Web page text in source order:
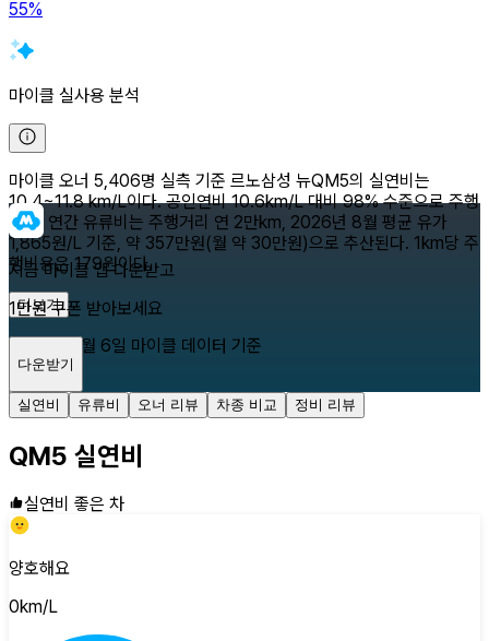
55%
마이클 실사용 분석
마이클 오너 5,406명 실측 기준 르노삼성 뉴QM5의 실연비는
10.4~11.8 km/L이다. 공인연비 10.6km/L 대비 98% 수준으로 주행
된다. 연간 유류비는 주행거리 연 2만km, 2026년 8월 평균 유가
1,865원/L 기준, 약 357만원(월 약 30만원)으로 추산된다. 1km당 주
행비용은 179원이다.
더보기
2026년 8월 6일 마이클 데이터 기준
지금 마이클 앱 다운받고
1만원 쿠폰 받아보세요
다운받기
실연비 유류비 오너 리뷰 차종 비교 정비 리뷰
QM5 실연비
실연비 좋은 차
양호해요
0km/L